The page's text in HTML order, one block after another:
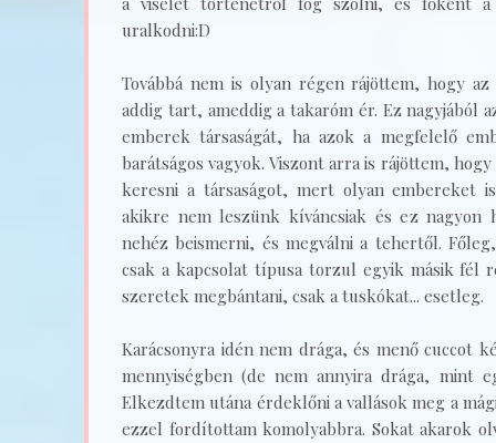
uralkodni:D
Továbbá nem is olyan régen rájöttem, hogy az
addig tart, ameddig a takaróm ér. Ez nagyjából
emberek társaságát, ha azok a megfelelő
barátságos vagyok. Viszont arra is rájöttem,
keresni a társaságot, mert olyan embereket
akikre nem leszünk kíváncsiak és ez nagyon
nehéz beismerni, és megválni a tehertől.
csak a kapcsolat típusa torzul egyik másik fél
szeretek megbántani, csak a tuskókat... esetleg.
Karácsonyra idén nem drága, és menő cuccot
mennyiségben (de nem annyira drága, mint
Elkezdtem utána érdeklőni a vallások meg a
ezzel fordítottam komolyabbra. Sokat akarok